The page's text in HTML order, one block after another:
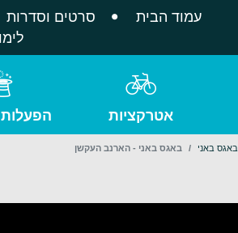
עמוד הבית סרטים וסדרות
אטרקציות הפעלות
באגס באני באגס באני - הארנב העקשן